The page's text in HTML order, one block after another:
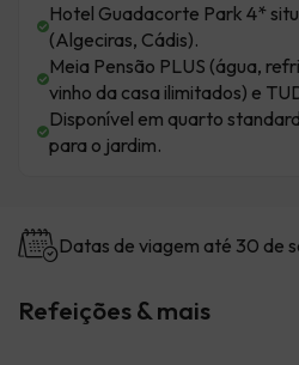
Hotel Guadacorte Park 4*
(Algeciras, Cádis).
Meia Pensão PLUS (água,
vinho da casa ilimitados) e
Disponível em quarto
para o jardim.
Datas de viagem até 30 de
Refeições & mais